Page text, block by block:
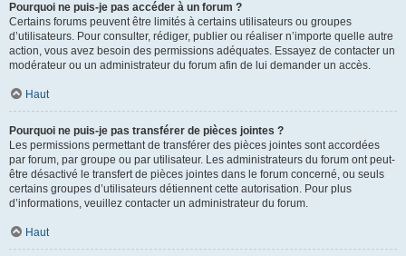
Pourquoi ne puis-je pas accéder à un forum ?
Certains forums peuvent être limités à certains utilisateurs ou groupes
d’utilisateurs. Pour consulter, rédiger, publier ou réaliser n’importe quelle autre
action, vous avez besoin des permissions adéquates. Essayez de contacter un
modérateur ou un administrateur du forum afin de lui demander un accès.
Haut
Pourquoi ne puis-je pas transférer de pièces jointes ?
Les permissions permettant de transférer des pièces jointes sont accordées
par forum, par groupe ou par utilisateur. Les administrateurs du forum ont peut-
être désactivé le transfert de pièces jointes dans le forum concerné, ou seuls
certains groupes d’utilisateurs détiennent cette autorisation. Pour plus
d’informations, veuillez contacter un administrateur du forum.
Haut